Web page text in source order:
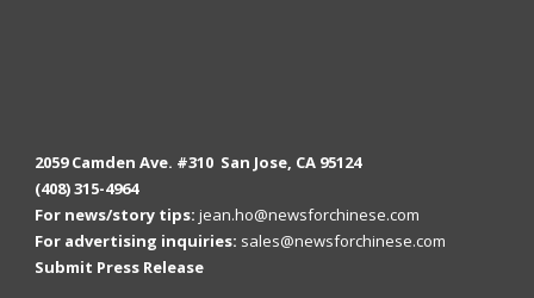
2059 Camden Ave. #310 San Jose, CA 95124
(408) 315-4964
For news/story tips: jean.ho@newsforchinese.com
For advertising inquiries: sales@newsforchinese.com
Submit Press Release